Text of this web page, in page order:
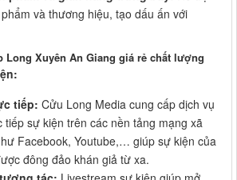
và thương hiệu, tạo dấu ấn với
Long Xuyên An Giang giá rẻ chất lượng
tiếp: Cửu Long Media cung cấp dịch vụ
tiếp sự kiện trên các nền tảng mạng xã
Facebook, Youtube,… giúp sự kiện của
đông đảo khán giả từ xa.